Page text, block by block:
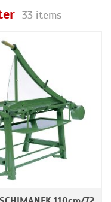
33 items